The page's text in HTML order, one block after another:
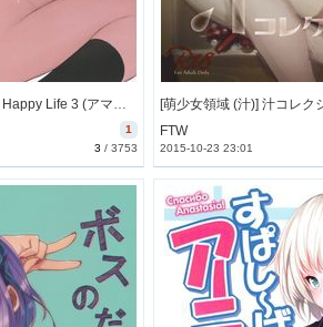
[関西オレンジ (荒井啓)] Happy Life 3 (アマガミ) [別スキャン] [176M]
1
3 / 3753
[萌少女領域 (汁)] 汁コレク
FTW
2015-10-23 23:01